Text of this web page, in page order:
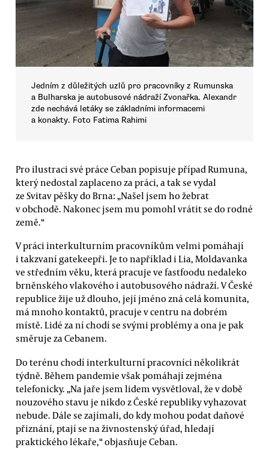
Jedním z důležitých uzlů pro pracovníky z Rumunska
a Bulharska je autobusové nádraží Zvonařka. Alexandr
zde nechává letáky se základními informacemi
a konakty. Foto Fatima Rahimi
Pro ilustraci své práce Ceban popisuje případ Rumuna,
který nedostal zaplaceno za práci, a tak se vydal
ze Svitav pěšky do Brna: „Našel jsem ho žebrat
v obchodě. Nakonec jsem mu pomohl vrátit se do rodné
země.“
V práci interkulturním pracovníkům velmi pomáhají
i takzvaní gatekeepři. Je to například i Lia, Moldavanka
ve středním věku, která pracuje ve fastfoodu nedaleko
brněnského vlakového i autobusového nádraží. V České
republice žije už dlouho, její jméno zná celá komunita,
má mnoho kontaktů, pracuje v centru na dobrém
místě. Lidé za ní chodí se svými problémy a ona je pak
směruje za Cebanem.
Do terénu chodí interkulturní pracovníci několikrát
týdně. Během pandemie však pomáhají zejména
telefonicky. „Na jaře jsem lidem vysvětloval, že v době
nouzového stavu je nikdo z České republiky vyhazovat
nebude. Dále se zajímali, do kdy mohou podat daňové
přiznání, ptají se na živnostenský úřad, hledají
praktického lékaře,“ objasňuje Ceban.